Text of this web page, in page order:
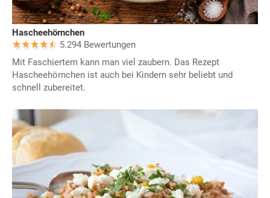
Hascheehörnchen
5.294 Bewertungen
Mit Faschiertem kann man viel zaubern. Das Rezept
Hascheehörnchen ist auch bei Kindern sehr beliebt und
schnell zubereitet.